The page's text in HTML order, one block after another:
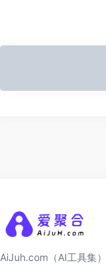
AiJuh.com（AI工具集